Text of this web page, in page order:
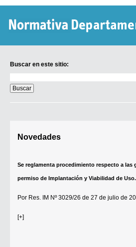
Buscar en este sitio:
en
este
sitio:
Novedades
Se reglamenta procedimiento respecto a las
permiso de Implantación y Viabilidad de Uso.
Por Res. IM Nº 3029/26 de 27 de julio de
[+]